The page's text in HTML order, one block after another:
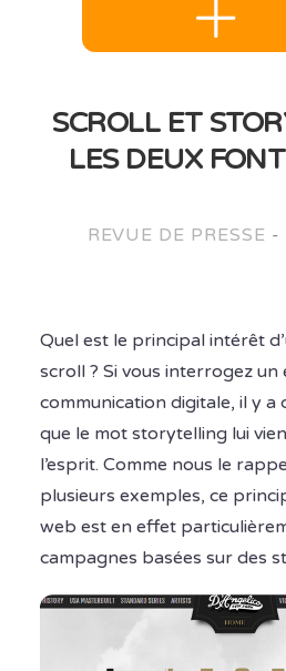
SCROLL ET
LES DEUX
REVUE DE PRESSE -
Quel est le principal intérêt
scroll ? Si vous interrogez
communication digitale, il y a
que le mot storytelling lui
l’esprit. Comme nous le
plusieurs exemples, ce
web est en effet
campagnes basées sur des